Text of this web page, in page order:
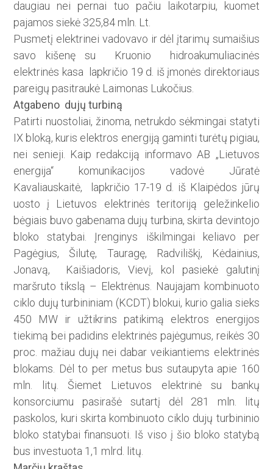
daugiau nei pernai tuo pačiu laikotarpiu, kuomet
pajamos siekė 325,84 mln. Lt.
Pusmetį elektrinei vadovavo ir dėl įtarimų sumaišius
savo kišenę su Kruonio hidroakumuliacinės
elektrinės kasa lapkričio 19 d. iš įmonės direktoriaus
pareigų pasitraukė Laimonas Lukočius.
Atgabeno dujų turbiną
Patirti nuostoliai, žinoma, netrukdo sėkmingai statyti
IX bloką, kuris elektros energiją gaminti turėtų pigiau,
nei senieji. Kaip redakciją informavo AB „Lietuvos
energija“ komunikacijos vadovė Jūratė
Kavaliauskaitė, lapkričio 17-19 d. iš Klaipėdos jūrų
uosto į Lietuvos elektrinės teritoriją geležinkelio
bėgiais buvo gabenama dujų turbina, skirta devintojo
bloko statybai. Įrenginys iškilmingai keliavo per
Pagėgius, Šilutę, Tauragę, Radviliškį, Kėdainius,
Jonavą, Kaišiadoris, Vievį, kol pasiekė galutinį
maršruto tikslą – Elektrėnus. Naujajam kombinuoto
ciklo dujų turbininiam (KCDT) blokui, kurio galia sieks
450 MW ir užtikrins patikimą elektros energijos
tiekimą bei padidins elektrinės pajėgumus, reikės 30
proc. mažiau dujų nei dabar veikiantiems elektrinės
blokams. Dėl to per metus bus sutaupyta apie 160
mln. litų. Šiemet Lietuvos elektrinė su bankų
konsorciumu pasirašė sutartį dėl 281 mln. litų
paskolos, kuri skirta kombinuoto ciklo dujų turbininio
bloko statybai finansuoti. Iš viso į šio bloko statybą
bus investuota 1,1 mlrd. litų.